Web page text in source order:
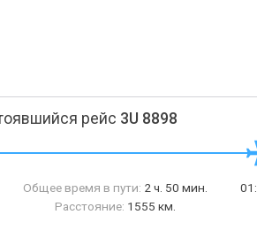
рейс 3U 8898
Общее время в пути: 2 ч. 50 мин.
Расстояние: 1555 км.